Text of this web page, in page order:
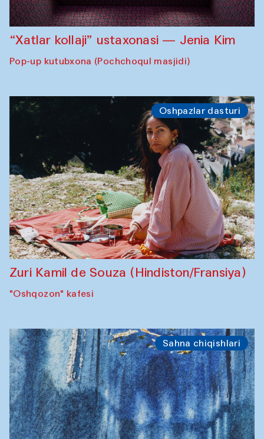
“Xatlar kollaji” ustaxonasi — Jenia Kim
Pop-up kutubxona (Pochchoqul masjidi)
Oshpazlar dasturi
Zuri Kamil de Souza (Hindiston/Fransiya)
"Oshqozon" kafesi
Sahna chiqishlari